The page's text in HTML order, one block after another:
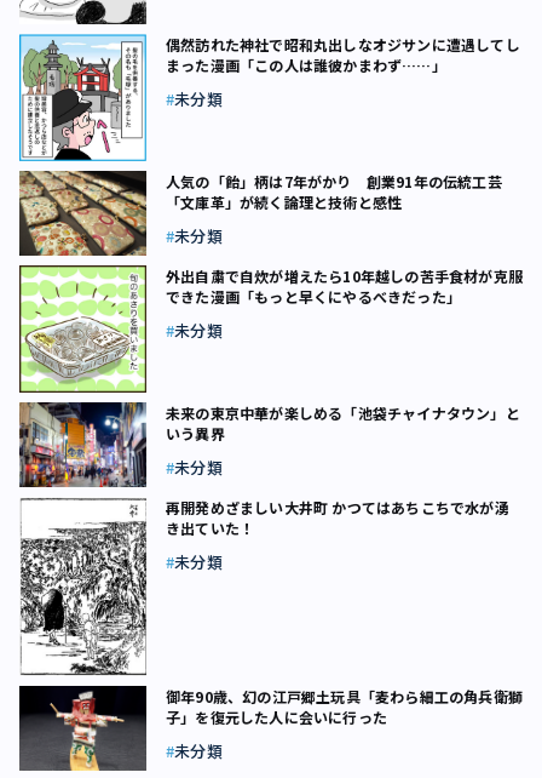
偶然訪れた神社で昭和丸出しなオジサンに遭遇してし
まった漫画「この人は誰彼かまわず……」
未分類
人気の「飴」柄は7年がかり 創業91年の伝統工芸
「文庫革」が続く論理と技術と感性
未分類
外出自粛で自炊が増えたら10年越しの苦手食材が克服
できた漫画「もっと早くにやるべきだった」
未分類
未来の東京中華が楽しめる「池袋チャイナタウン」と
いう異界
未分類
再開発めざましい大井町 かつてはあちこちで水が湧
き出ていた！
未分類
御年90歳、幻の江戸郷土玩具「麦わら細工の角兵衛獅
子」を復元した人に会いに行った
未分類